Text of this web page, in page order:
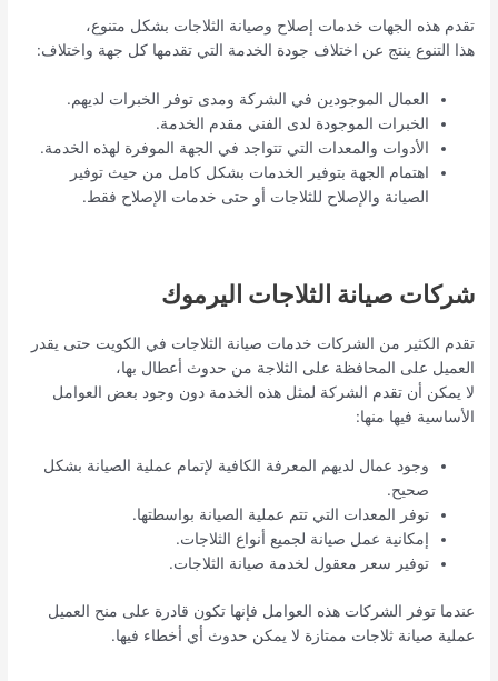
تقدم هذه الجهات خدمات إصلاح وصيانة الثلاجات بشكل متنوع،
هذا التنوع ينتج عن اختلاف جودة الخدمة التي تقدمها كل جهة واختلاف:
العمال الموجودين في الشركة ومدى توفر الخبرات لديهم.
الخبرات الموجودة لدى الفني مقدم الخدمة.
الأدوات والمعدات التي تتواجد في الجهة الموفرة لهذه الخدمة.
اهتمام الجهة بتوفير الخدمات بشكل كامل من حيث توفير
الصيانة والإصلاح للثلاجات أو حتى خدمات الإصلاح فقط.
شركات صيانة الثلاجات اليرموك
تقدم الكثير من الشركات خدمات صيانة الثلاجات في الكويت حتى يقدر
العميل على المحافظة على الثلاجة من حدوث أعطال بها،
لا يمكن أن تقدم الشركة لمثل هذه الخدمة دون وجود بعض العوامل
الأساسية فيها منها:
وجود عمال لديهم المعرفة الكافية لإتمام عملية الصيانة بشكل
صحيح.
توفر المعدات التي تتم عملية الصيانة بواسطتها.
إمكانية عمل صيانة لجميع أنواع الثلاجات.
توفير سعر معقول لخدمة صيانة الثلاجات.
عندما توفر الشركات هذه العوامل فإنها تكون قادرة على منح العميل
عملية صيانة ثلاجات ممتازة لا يمكن حدوث أي أخطاء فيها.